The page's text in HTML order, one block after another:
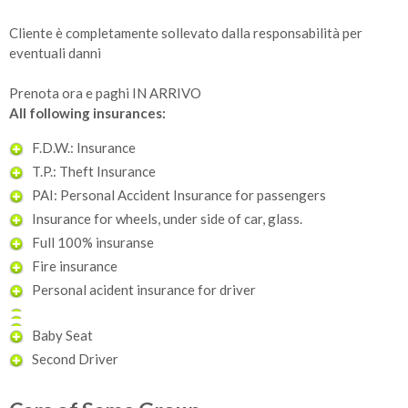
Cliente è completamente sollevato dalla responsabilità per
eventuali danni
Prenota ora e paghi IN ARRIVO
All following insurances:
F.D.W.: Insurance
T.P.: Theft Insurance
PAI: Personal Accident Insurance for passengers
Insurance for wheels, under side of car, glass.
Full 100% insuranse
Fire insurance
Personal acident insurance for driver
Baby Seat
Second Driver